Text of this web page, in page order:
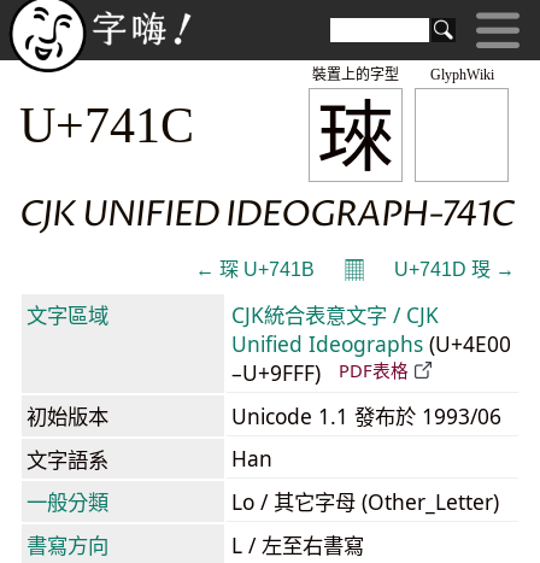
GlyphWiki
琜
裝置上的字型
U+741C
CJK UNIFIED IDEOGRAPH-741C
← 琛 U+741B 𝄜 U+741D 琝 →
文字區域
CJK統合表意文字 / CJK
Unified Ideographs (U+4E00
–U+9FFF)
PDF表格
初始版本
Unicode 1.1 發布於 1993/06
文字語系
Han
一般分類
Lo / 其它字母 (Other_Letter)
書寫方向
L / 左至右書寫